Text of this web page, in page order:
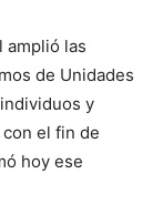
amplió las
de Unidades
y
el fin de
hoy ese